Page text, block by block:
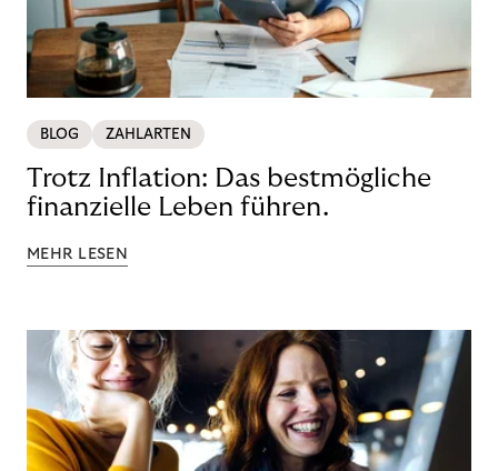
BLOG ZAHLARTEN
Trotz Inflation: Das bestmögliche
finanzielle Leben führen.
MEHR LESEN